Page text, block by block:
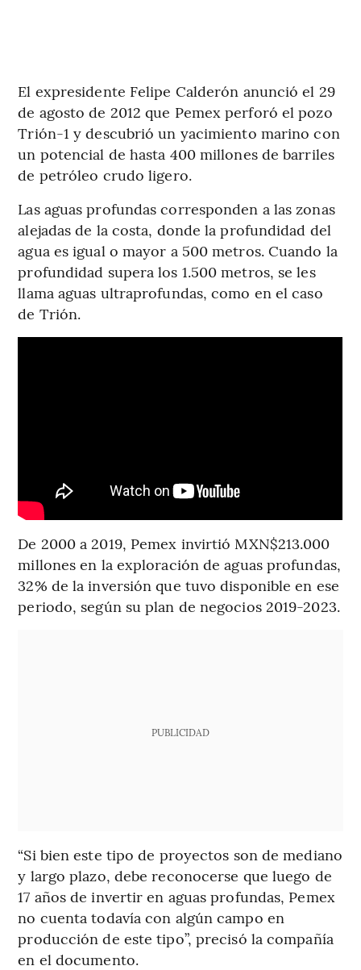
El expresidente Felipe Calderón anunció el 29
de agosto de 2012 que Pemex perforó el pozo
Trión-1 y descubrió un yacimiento marino con
un potencial de hasta 400 millones de barriles
de petróleo crudo ligero.
Las aguas profundas corresponden a las zonas
alejadas de la costa, donde la profundidad del
agua es igual o mayor a 500 metros. Cuando la
profundidad supera los 1.500 metros, se les
llama aguas ultraprofundas, como en el caso
de Trión.
De 2000 a 2019, Pemex invirtió MXN$213.000
millones en la exploración de aguas profundas,
32% de la inversión que tuvo disponible en ese
periodo, según su plan de negocios 2019-2023.
PUBLICIDAD
“Si bien este tipo de proyectos son de mediano
y largo plazo, debe reconocerse que luego de
17 años de invertir en aguas profundas, Pemex
no cuenta todavía con algún campo en
producción de este tipo”, precisó la compañía
en el documento.